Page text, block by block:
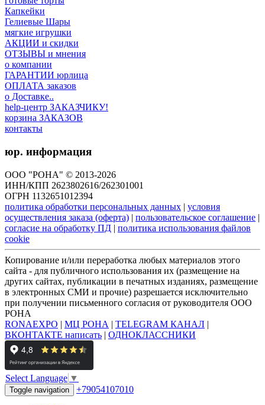
Капкейки
Гелиевые Шары
мягкие игрушки
АКЦИИ и скидки
ОТЗЫВЫ и мнения
о компании
ГАРАНТИИ юрлица
ОПЛАТА заказов
о Доставке..
help-центр ЗАКАЗЧИКУ!
корзина ЗАКАЗОВ
контакты
юр. информация
ООО "РОНА" © 2013-2026
ИНН/КПП 2623802616/262301001
ОГРН 1132651012394
политика обработки персональных данных | условия
осуществления заказа (оферта) | пользовательское соглашение |
согласие на обработку ПД | политика использования файлов
cookie
Копирование и/или переработка любых материалов этого
сайта - для публичного использования их (размещение на
других сайтах, публикации в печатных изданиях, размещение
в электронных СМИ и прочие) разрешается исключительно
при получении письменного согласия от руководителя ООО
РОНА
RONAEXPO | МЦ РОНА | TELEGRAM КАНАЛ |
ВКОНТАКТЕ написать | ОДНОКЛАССНИКИ
Select Language ▼
Toggle navigation +79054107010